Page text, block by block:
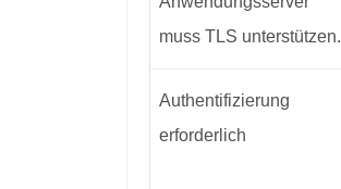
muss TLS unterstützen.
Authentifizierung
erforderlich